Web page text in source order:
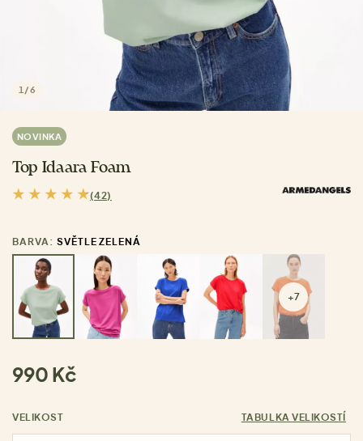
1 /6
NOVINKA
Top Idaara Foam
(42)
BARVA: SVĚTLE ZELENÁ
+7
990 Kč
VELIKOST TABULKA VELIKOSTÍ